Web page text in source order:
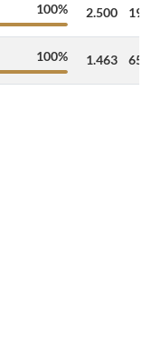
100% 2.500 198
100% 1.463 657